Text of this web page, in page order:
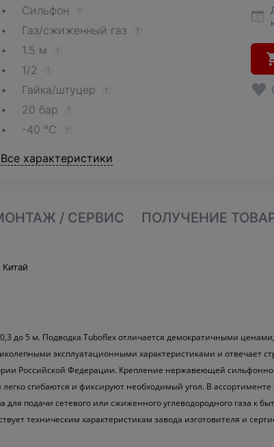
Сильфон ?
Газ/сжиженный газ ?
1.5 м ?
1/2 ?
Гайка/штуцер ?
20 бар ?
-40 °С ?
Все характеристики
/ СЕРВИС ПОЛУЧЕНИЕ
Китай
до 5 м. Подводка Tuboflex отличается демократичными
эксплуатационными характеристиками и отвечает
Российской Федерации. Крепление нержавеющей
сгибаются и фиксируют необходимый угол. В
подачи сетевого или сжиженного углеводородного газа к
техническим характеристикам завода изготовителя и